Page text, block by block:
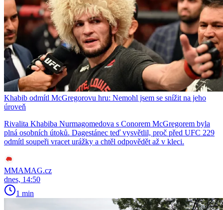
Khabib odmítl McGregorovu hru: Nemohl jsem se snížit na jeho
úroveň
Rivalita Khabiba Nurmagomedova s Conorem McGregorem byla
plná osobních útoků. Dagestánec teď vysvětlil, proč před UFC 229
odmítl soupeři vracet urážky a chtěl odpovědět až v kleci.
MMAMAG.cz
dnes, 14:50
1 min